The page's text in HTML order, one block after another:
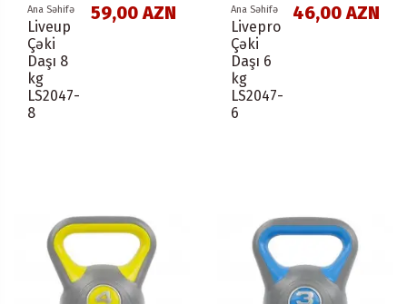
Ana Səhifə
Liveup
Çəki
Daşı 8
kg
LS2047-
8
59,00 AZN Ana Səhifə
Livepro
Çəki
Daşı 6
kg
LS2047-
6
46,00 AZN